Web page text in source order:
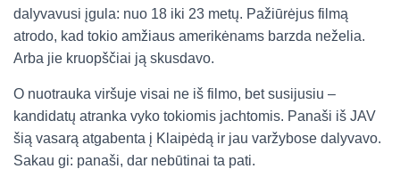
dalyvavusi įgula: nuo 18 iki 23 metų. Pažiūrėjus filmą
atrodo, kad tokio amžiaus amerikėnams barzda neželia.
Arba jie kruopščiai ją skusdavo.
O nuotrauka viršuje visai ne iš filmo, bet susijusiu –
kandidatų atranka vyko tokiomis jachtomis. Panaši iš JAV
šią vasarą atgabenta į Klaipėdą ir jau varžybose dalyvavo.
Sakau gi: panaši, dar nebūtinai ta pati.